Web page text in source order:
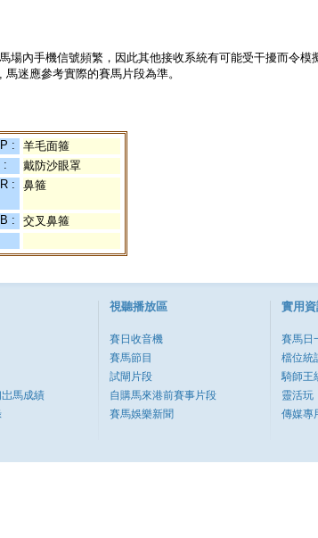
內手機信號頻繁，因此其他接收系統有可能受干擾而令模
迷應參考實際的賽馬片段為準。
:
羊毛面箍
:
戴防沙眼罩
: 鼻箍
:
交叉鼻箍
馬成績
視聽播放區
賽日收音機
賽馬節目
試閘片段
自購馬來港前賽事片段
賽馬娛樂新聞
實用
賽馬日
檔位統
騎師王
靈活玩
傳媒專